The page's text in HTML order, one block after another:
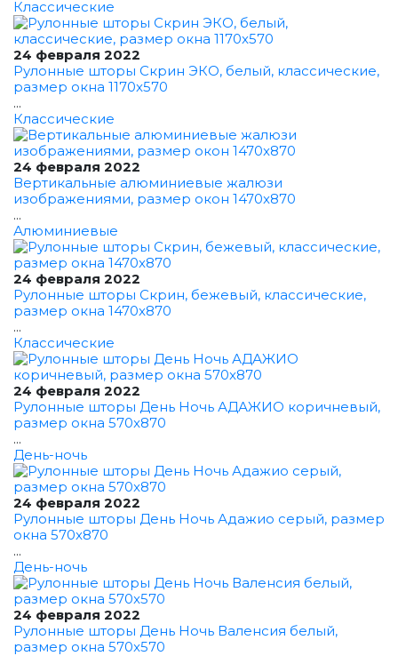
Классические
24 февраля 2022
Рулонные шторы Скрин ЭКО, белый, классические,
размер окна 1170x570
...
Классические
24 февраля 2022
Вертикальные алюминиевые жалюзи
изображениями, размер окон 1470x870
...
Алюминиевые
24 февраля 2022
Рулонные шторы Скрин, бежевый, классические,
размер окна 1470x870
...
Классические
24 февраля 2022
Рулонные шторы День Ночь АДАЖИО коричневый,
размер окна 570x870
...
День-ночь
24 февраля 2022
Рулонные шторы День Ночь Адажио серый, размер
окна 570x870
...
День-ночь
24 февраля 2022
Рулонные шторы День Ночь Валенсия белый,
размер окна 570x570